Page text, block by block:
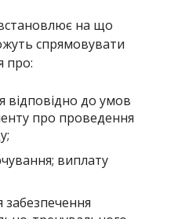
на що
спрямовувати
про:
відповідно до умов
про проведення
виплату
забезпечення